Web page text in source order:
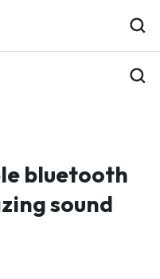
bluetooth
sound